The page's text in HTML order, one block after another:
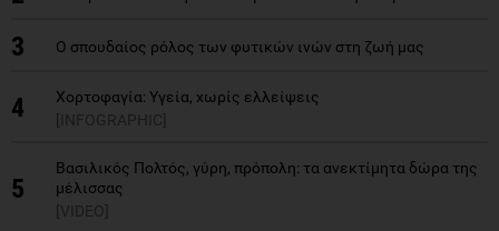
3 Ο σπουδαίος ρόλος των φυτικών ινών στη ζωή μας
4
Χορτοφαγία: Υγεία, χωρίς ελλείψεις
[INFOGRAPHIC]
5
Βασιλικός Πολτός, γύρη, πρόπολη: τα ανεκτίμητα δώρα της
μέλισσας
[VIDEO]